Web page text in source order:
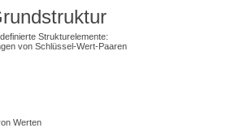
Strukturelemente:
von Schlüssel-Wert-Paaren
Werten